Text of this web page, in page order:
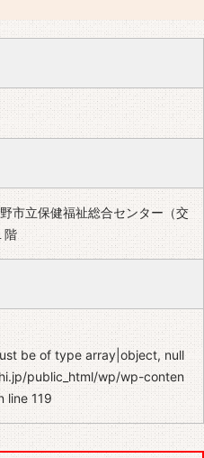
市立保健福祉総合センター（交
階
be of type array|object, null
public_html/wp/wp-conten
line119